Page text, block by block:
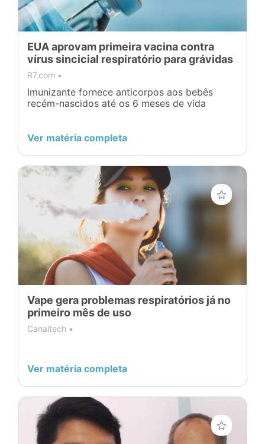
EUA aprovam primeira vacina contra
vírus sincicial respiratório para grávidas
R7.com •
Imunizante fornece anticorpos aos bebês
recém-nascidos até os 6 meses de vida
Ver matéria completa
Vape gera problemas respiratórios já no
primeiro mês de uso
Canaltech •
Ver matéria completa